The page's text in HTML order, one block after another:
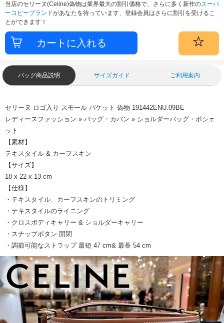
当店のセリーヌ(Celine)偽物は業界最大の割引価格で、さらに多く新作のスーパ
ーコピーブランドがあなたを待っています、登録会員はさらに割引を受けるこ
とができます！
バッグ商品説明 サイズガイド ご利用案内
セリーヌ ロゴ入り スモール バケット 偽物 191442ENU.09BE
レディースファッション » バッグ・カバン » ショルダーバッグ・ポシェ
ット
【素材】
テキスタイル & カーフスキン
【サイズ】
18 x 22 x 13 cm
【仕様】
・テキスタイル、カーフスキンのトリミング
・テキスタイルのライニング
・クロスボディキャリー & ショルダーキャリー
・スナップボタン 開閉
・調節可能なストラップ 最短 47 cm& 最長 54 cm